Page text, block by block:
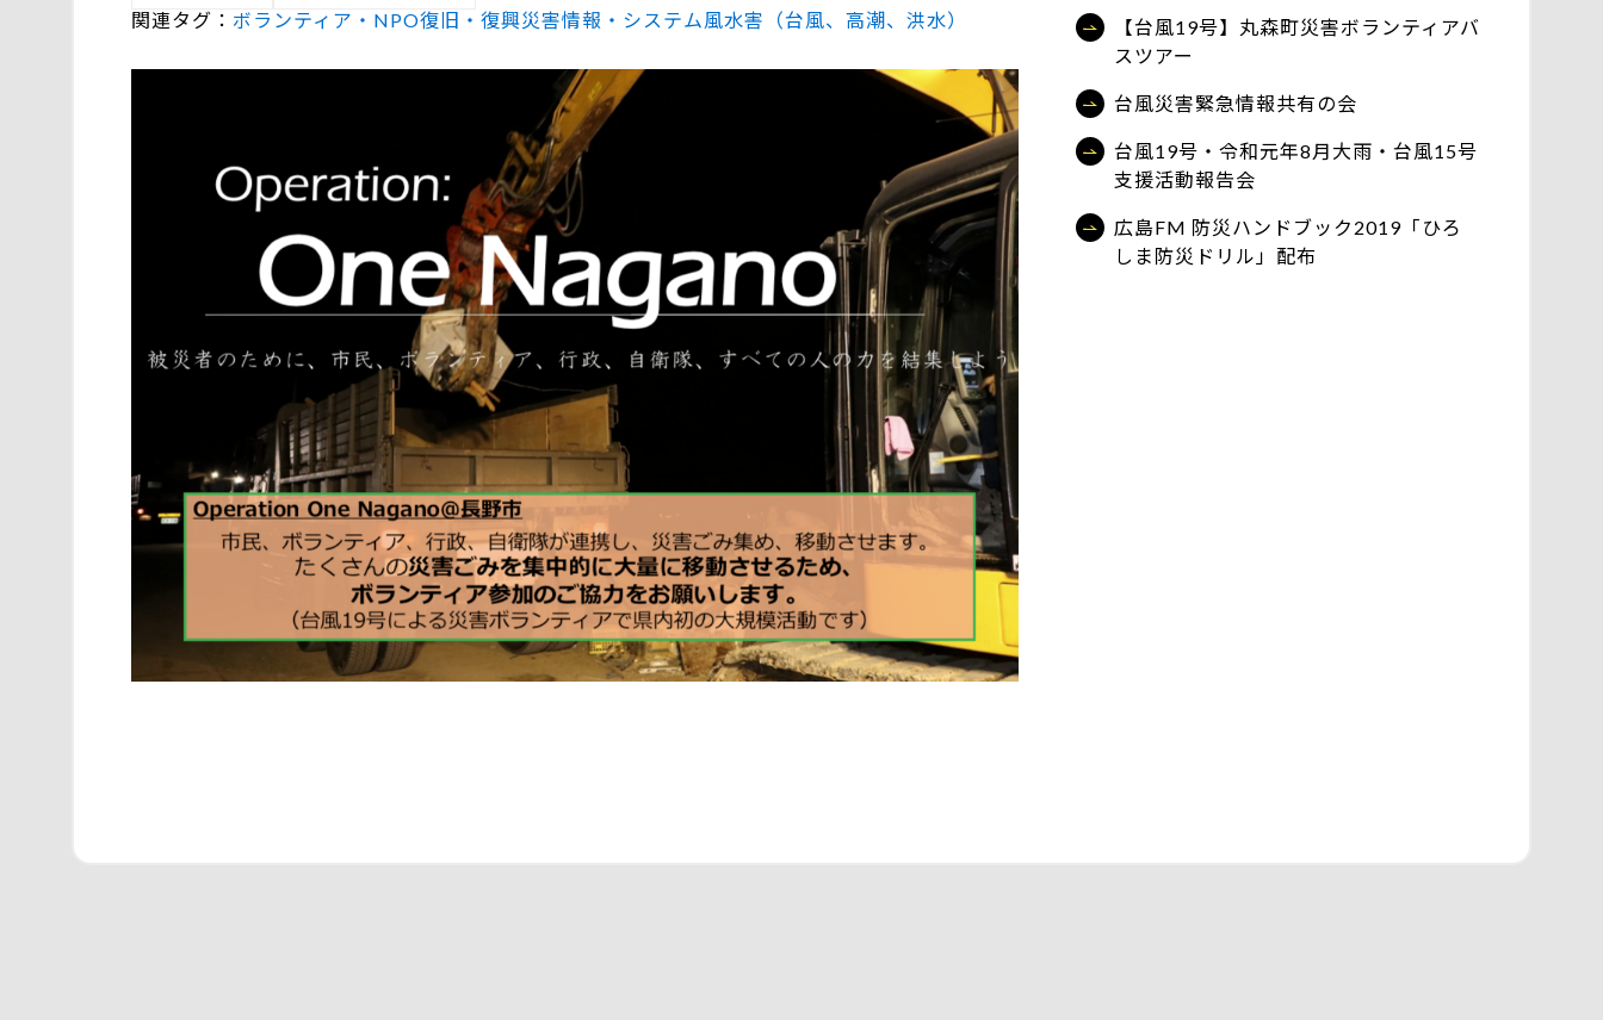
関連タグ： ボランティア・NPO復旧・復興災害情報・システム風水害（台風、高潮、洪水）
【台風19号】丸森町災害ボランティアバ
スツアー
台風災害緊急情報共有の会
台風19号・令和元年8月大雨・台風15号
支援活動報告会
広島FM 防災ハンドブック2019「ひろ
しま防災ドリル」配布